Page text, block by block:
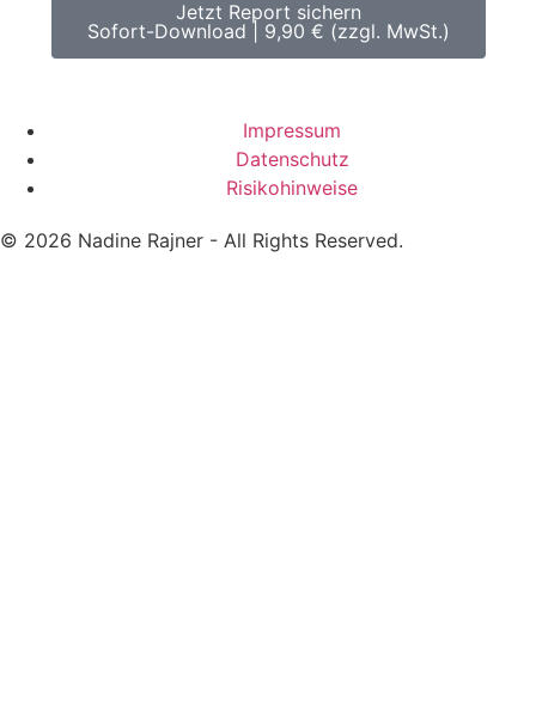
Jetzt Report sichern
Sofort-Download | 9,90 € (zzgl. MwSt.)
Impressum
Datenschutz
Risikohinweise
© 2026 Nadine Rajner - All Rights Reserved.